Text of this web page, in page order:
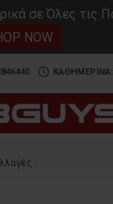
σε Όλες τις
NOW
ΚΑΘΗΜΕΡΙΝΑ: